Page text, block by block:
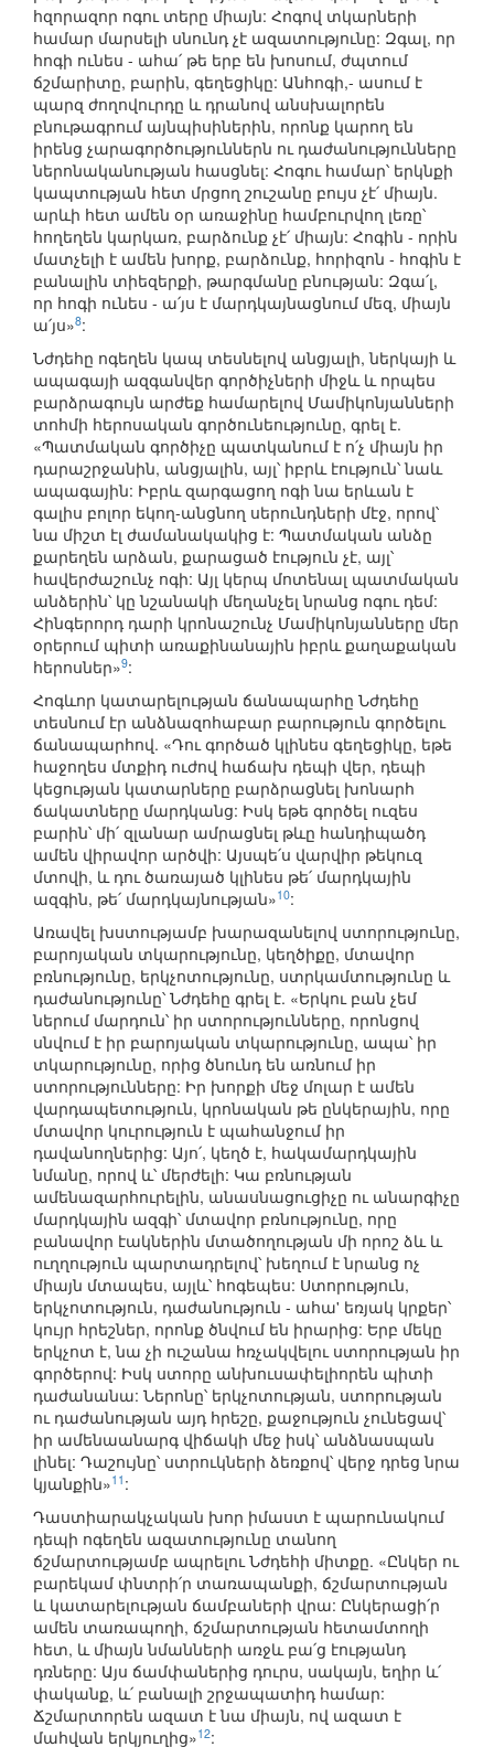
հզորազոր ոգու տերը միայն: Հոգով տկարների
համար մարսելի սնունդ չէ ազատությունը: Զգալ, որ
հոգի ունես - ահա՛ թե երբ են խոսում, ժպտում
ճշմարիտը, բարին, գեղեցիկը: Անհոգի,- ասում է
պարզ ժողովուրդը և դրանով անսխալորեն
բնութագրում այնպիսիներին, որոնք կարող են
իրենց չարագործություններն ու դաժանությունները
ներոնականության հասցնել: Հոգու համար՝ երկնքի
կապտության հետ մրցող շուշանը բույս չէ՛ միայն.
արևի հետ ամեն օր առաջինը համբուրվող լեռը՝
հողեղեն կարկառ, բարձունք չէ՛ միայն: Հոգին - որին
մատչելի է ամեն խորք, բարձունք, հորիզոն - հոգին է
բանալին տիեզերքի, թարգմանը բնության: Զգա՛լ,
որ հոգի ունես - ա՛յս է մարդկայնացնում մեզ, միայն
ա՛յս»8:
Նժդեհը ոգեղեն կապ տեսնելով անցյալի, ներկայի և
ապագայի ազգանվեր գործիչների միջև և որպես
բարձրագույն արժեք համարելով Մամիկոնյանների
տոհմի հերոսական գործունեությունը, գրել է.
«Պատմական գործիչը պատկանում է ո՛չ միայն իր
դարաշրջանին, անցյալին, այլ՝ իբրև էություն՝ նաև
ապագային: Իբրև զարգացող ոգի նա երևան է
գալիս բոլոր եկող-անցնող սերունդների մէջ, որով՝
նա միշտ էլ ժամանակակից է: Պատմական անձը
քարեղեն արձան, քարացած էություն չէ, այլ՝
հավերժաշունչ ոգի: Այլ կերպ մոտենալ պատմական
անձերին՝ կը նշանակի մեղանչել նրանց ոգու դեմ:
Հինգերորդ դարի կրոնաշունչ Մամիկոնյանները մեր
օրերում պիտի առաքինանային իբրև քաղաքական
հերոսներ»9:
Հոգևոր կատարելության ճանապարհը Նժդեհը
տեսնում էր անձնազոհաբար բարություն գործելու
ճանապարհով. «Դու գործած կլինես գեղեցիկը, եթե
հաջողես մտքիդ ուժով հաճախ դեպի վեր, դեպի
կեցության կատարները բարձրացնել խոնարհ
ճակատները մարդկանց: Իսկ եթե գործել ուզես
բարին՝ մի՛ զլանար ամրացնել թևը հանդիպածդ
ամեն վիրավոր արծվի: Այսպե՛ս վարվիր թեկուզ
մտովի, և դու ծառայած կլինես թե՛ մարդկային
ազգին, թե՛ մարդկայնության»10:
Առավել խստությամբ խարազանելով ստորությունը,
բարոյական տկարությունը, կեղծիքը, մտավոր
բռնությունը, երկչոտությունը, ստրկամտությունը և
դաժանությունը՝ Նժդեհը գրել է. «Երկու բան չեմ
ներում մարդուն՝ իր ստորությունները, որոնցով
սնվում է իր բարոյական տկարությունը, ապա՝ իր
տկարությունը, որից ծնունդ են առնում իր
ստորությունները: Իր խորքի մեջ մոլար է ամեն
վարդապետություն, կրոնական թե ընկերային, որը
մտավոր կուրություն է պահանջում իր
դավանողներից: Այո՛, կեղծ է, հակամարդկային
նմանը, որով և՝ մերժելի: Կա բռնության
ամենազարհուրելին, անասնացուցիչը ու անարգիչը
մարդկային ազգի՝ մտավոր բռնությունը, որը
բանավոր էակներին մտածողության մի որոշ ձև և
ուղղություն պարտադրելով՝ խեղում է նրանց ոչ
միայն մտապես, այլև՝ հոգեպես: Ստորություն,
երկչոտություն, դաժանություն - ահա' եռյակ կրքեր՝
կույր հրեշներ, որոնք ծնվում են իրարից: Երբ մեկը
երկչոտ է, նա չի ուշանա հռչակվելու ստորության իր
գործերով: Իսկ ստորը անխուսափելիորեն պիտի
դաժանանա: Ներոնը՝ երկչոտության, ստորության
ու դաժանության այդ հրեշը, քաջություն չունեցավ՝
իր ամենաանարգ վիճակի մեջ իսկ՝ անձնասպան
լինել: Դաշույնը՝ ստրուկների ձեռքով՝ վերջ դրեց նրա
կյանքին»11 :
Դաստիարակչական խոր իմաստ է պարունակում
դեպի ոգեղեն ազատությունը տանող
ճշմարտությամբ ապրելու Նժդեհի միտքը. «Ընկեր ու
բարեկամ փնտրի՛ր տառապանքի, ճշմարտության
և կատարելության ճամբաների վրա: Ընկերացի՛ր
ամեն տառապողի, ճշմարտության հետամտողի
հետ, և միայն նմանների առջև բա՛ց էությանդ
դռները: Այս ճամփաներից դուրս, սակայն, եղիր և՛
փականք, և՛ բանալի շրջապատիդ համար:
Ճշմարտորեն ազատ է նա միայն, ով ազատ է
մահվան երկյուղից»12: